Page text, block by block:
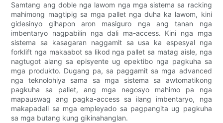
Samtang ang doble nga lawom nga mga sistema sa racking
mahimong magtipig sa mga pallet nga duha ka lawom, kini
gidesinyo gihapon aron masiguro nga ang tanan nga
imbentaryo nagpabilin nga dali ma-access. Kini nga mga
sistema sa kasagaran naggamit sa usa ka espesyal nga
forklift nga makaabot sa likod nga pallet sa matag aisle, nga
nagtugot alang sa episyente ug epektibo nga pagkuha sa
mga produkto. Dugang pa, sa paggamit sa mga advanced
nga teknolohiya sama sa mga sistema sa awtomatikong
pagkuha sa pallet, ang mga negosyo mahimo pa nga
mapauswag ang pagka-access sa ilang imbentaryo, nga
makapadali sa mga empleyado sa pagpangita ug pagkuha
sa mga butang kung gikinahanglan.